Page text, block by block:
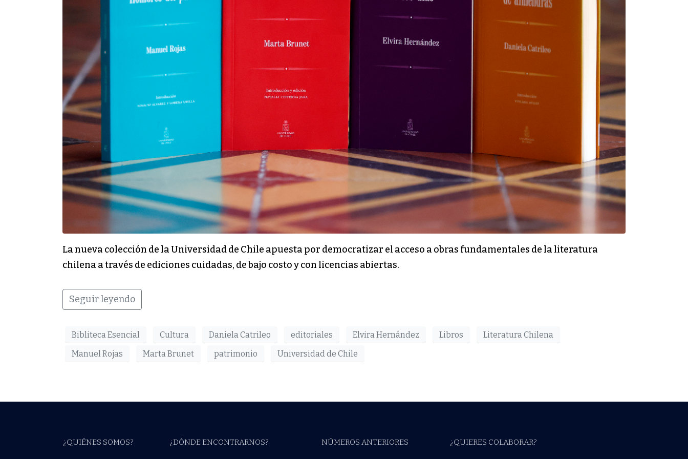
La nueva colección de la Universidad de Chile apuesta por democratizar el acceso a obras fundamentales de la literatura
chilena a través de ediciones cuidadas, de bajo costo y con licencias abiertas.
Seguir leyendo
Bibliteca Esencial Cultura Daniela Catrileo editoriales Elvira Hernández Libros
Literatura Chilena
Manuel Rojas
Marta Brunet patrimonio Universidad de Chile
¿QUIÉNES SOMOS? ¿DÓNDE ENCONTRARNOS? NÚMEROS ANTERIORES ¿QUIERES COLABORAR?